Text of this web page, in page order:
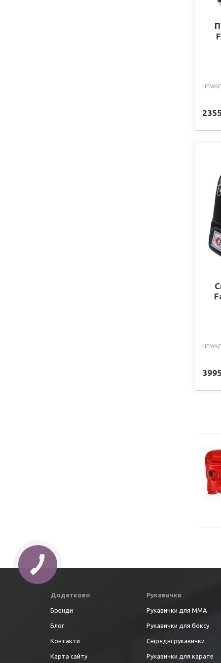
2355
3995
Додатково
Бренди
Блог
Контакти
Карта сайту
Рукавички
Рукавички для ММА
Рукавички для боксу
Снірядні рукавички
Рукавички для карате